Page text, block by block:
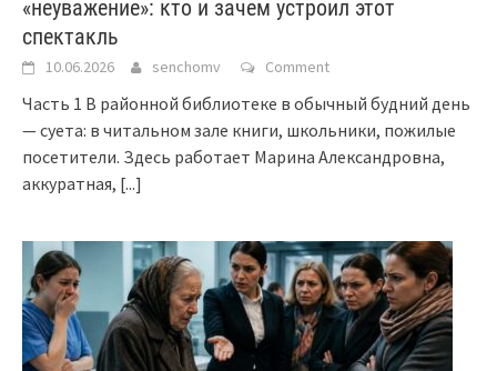
«неуважение»: кто и зачем устроил этот
спектакль
10.06.2026 senchomv Comment
Часть 1 В районной библиотеке в обычный будний день
— суета: в читальном зале книги, школьники, пожилые
посетители. Здесь работает Марина Александровна,
аккуратная, [...]